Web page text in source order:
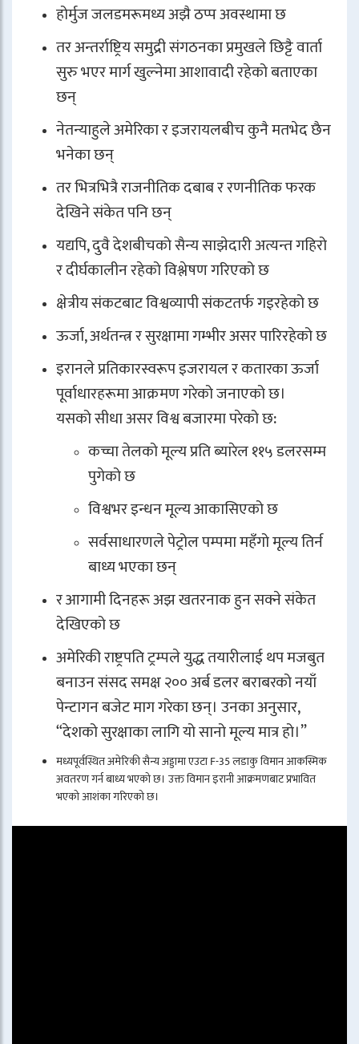
होर्मुज जलडमरूमध्य अझै ठप्प अवस्थामा छ
तर अन्तर्राष्ट्रिय समुद्री संगठनका प्रमुखले छिट्टै वार्ता
सुरु भएर मार्ग खुल्नेमा आशावादी रहेको बताएका
छन्
नेतन्याहुले अमेरिका र इजरायलबीच कुनै मतभेद छैन
भनेका छन्
तर भित्रभित्रै राजनीतिक दबाब र रणनीतिक फरक
देखिने संकेत पनि छन्
यद्यपि, दुवै देशबीचको सैन्य साझेदारी अत्यन्त गहिरो
र दीर्घकालीन रहेको विश्लेषण गरिएको छ
क्षेत्रीय संकटबाट विश्वव्यापी संकटतर्फ गइरहेको छ
ऊर्जा, अर्थतन्त्र र सुरक्षामा गम्भीर असर पारिरहेको छ
इरानले प्रतिकारस्वरूप इजरायल र कतारका ऊर्जा
पूर्वाधारहरूमा आक्रमण गरेको जनाएको छ।
यसको सीधा असर विश्व बजारमा परेको छ:
कच्चा तेलको मूल्य प्रति ब्यारेल ११५ डलरसम्म
पुगेको छ
विश्वभर इन्धन मूल्य आकासिएको छ
सर्वसाधारणले पेट्रोल पम्पमा महँगो मूल्य तिर्न
बाध्य भएका छन्
र आगामी दिनहरू अझ खतरनाक हुन सक्ने संकेत
देखिएको छ
अमेरिकी राष्ट्रपति ट्रम्पले युद्ध तयारीलाई थप मजबुत
बनाउन संसद समक्ष २०० अर्ब डलर बराबरको नयाँ
पेन्टागन बजेट माग गरेका छन्। उनका अनुसार,
“देशको सुरक्षाका लागि यो सानो मूल्य मात्र हो।”
मध्यपूर्वस्थित अमेरिकी सैन्य अड्डामा एउटा F-35 लडाकु विमान आकस्मिक
अवतरण गर्न बाध्य भएको छ। उक्त विमान इरानी आक्रमणबाट प्रभावित
भएको आशंका गरिएको छ।